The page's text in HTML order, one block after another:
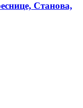
Станова,